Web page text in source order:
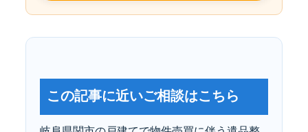
この記事に近いご相談はこちら